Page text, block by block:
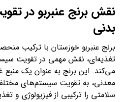
نقش برنج عنبربو در
بدنی
برنج عنبربو خوزستان با ترکیب
تغذیه‌ای، نقش مهمی در تقویت
می‌کند. این برنج به عنوان یک منبع
معدنی، به تقویت سیستم‌های
سلامتی را ترکیبی از فیزیولوژی و